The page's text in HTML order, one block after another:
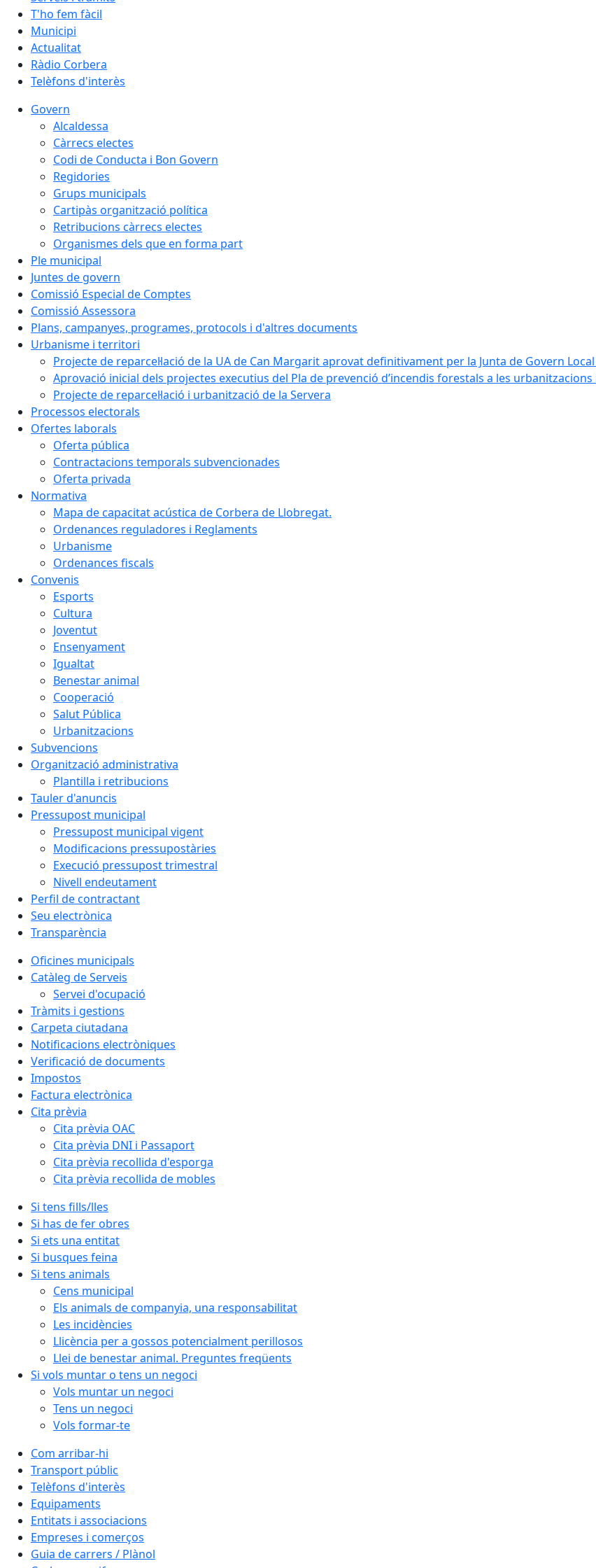
T'ho fem fàcil
Municipi
Actualitat
Ràdio Corbera
Telèfons d'interès
Govern
Alcaldessa
Càrrecs electes
Codi de Conducta i Bon Govern
Regidories
Grups municipals
Cartipàs organització política
Retribucions càrrecs electes
Organismes dels que en forma part
Ple municipal
Juntes de govern
Comissió Especial de Comptes
Comissió Assessora
Plans, campanyes, programes, protocols i d'altres documents
Urbanisme i territori
Projecte de reparcel·lació de la UA de Can Margarit aprovat definitivament per la Junta de Govern
Aprovació inicial dels projectes executius del Pla de prevenció d’incendis forestals a les
Projecte de reparcel·lació i urbanització de la Servera
Processos electorals
Ofertes laborals
Oferta pública
Contractacions temporals subvencionades
Oferta privada
Normativa
Mapa de capacitat acústica de Corbera de Llobregat.
Ordenances reguladores i Reglaments
Urbanisme
Ordenances fiscals
Convenis
Esports
Cultura
Joventut
Ensenyament
Igualtat
Benestar animal
Cooperació
Salut Pública
Urbanitzacions
Subvencions
Organització administrativa
Plantilla i retribucions
Tauler d'anuncis
Pressupost municipal
Pressupost municipal vigent
Modificacions pressupostàries
Execució pressupost trimestral
Nivell endeutament
Perfil de contractant
Seu electrònica
Transparència
Oficines municipals
Catàleg de Serveis
Servei d'ocupació
Tràmits i gestions
Carpeta ciutadana
Notificacions electròniques
Verificació de documents
Impostos
Factura electrònica
Cita prèvia
Cita prèvia OAC
Cita prèvia DNI i Passaport
Cita prèvia recollida d'esporga
Cita prèvia recollida de mobles
Si tens fills/lles
Si has de fer obres
Si ets una entitat
Si busques feina
Si tens animals
Cens municipal
Els animals de companyia, una responsabilitat
Les incidències
Llicència per a gossos potencialment perillosos
Llei de benestar animal. Preguntes freqüents
Si vols muntar o tens un negoci
Vols muntar un negoci
Tens un negoci
Vols formar-te
Com arribar-hi
Transport públic
Telèfons d'interès
Equipaments
Entitats i associacions
Empreses i comerços
Guia de carrers / Plànol